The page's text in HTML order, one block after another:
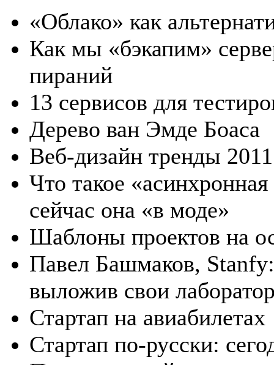
«Облако» как
Как мы «бэкапим»
пираний
13 сервисов для
Дерево ван Эмде Боаса
Веб-дизайн тренды 2011
Что такое
сейчас она «в моде»
Шаблоны проектов на
Павел Башмаков,
выложив свои
Стартап на авиабилетах
Стартап по-русски: